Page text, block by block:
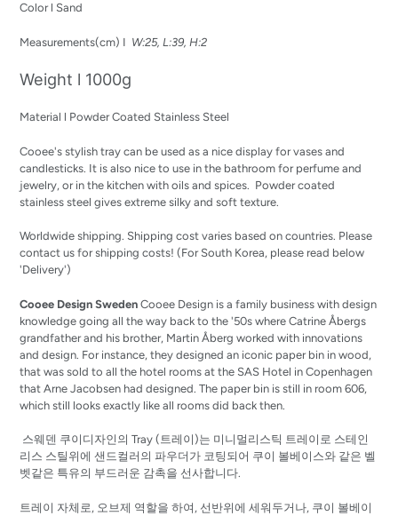
Color l Sand
Measurements(cm) I W:25, L:39, H:2
Weight l 1000g
Material l Powder Coated Stainless Steel
Cooee's stylish tray can be used as a nice display for vases and
candlesticks. It is also nice to use in the bathroom for perfume and
jewelry, or in the kitchen with oils and spices. Powder coated
stainless steel gives extreme silky and soft texture.
Worldwide shipping. Shipping cost varies based on countries. Please
contact us for shipping costs! (For South Korea, please read below
'Delivery')
Cooee Design Sweden Cooee Design is a family business with design
knowledge going all the way back to the '50s where Catrine Åbergs
grandfather and his brother, Martin Åberg worked with innovations
and design. For instance, they designed an iconic paper bin in wood,
that was sold to all the hotel rooms at the SAS Hotel in Copenhagen
that Arne Jacobsen had designed. The paper bin is still in room 606,
which still looks exactly like all rooms did back then.
스웨덴 쿠이디자인의 Tray (트레이)는 미니멀리스틱 트레이로 스테인
리스 스틸위에 샌드컬러의 파우더가 코팅되어 쿠이 볼베이스와 같은 벨
벳같은 특유의 부드러운 감촉을 선사합니다.
트레이 자체로, 오브제 역할을 하여, 선반위에 세워두거나, 쿠이 볼베이